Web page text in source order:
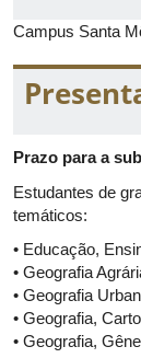
Campus Santa
Prazo para a
Estudantes de
temáticos:
• Educação,
• Geografia
• Geografia
• Geografia,
• Geografia,